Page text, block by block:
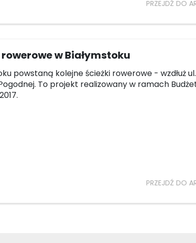
PRZEJDŹ DO
w Białymstoku
powstaną kolejne ścieżki rowerowe - wzdłuż ul.
To projekt realizowany w ramach
PRZEJDŹ DO